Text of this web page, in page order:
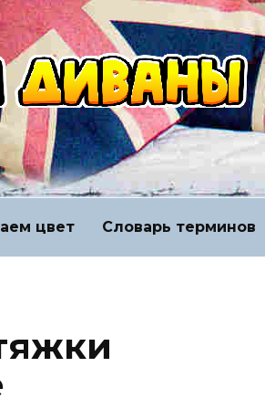
цвет Словарь терминов